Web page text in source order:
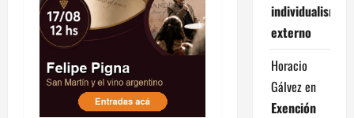
individualismo
externo
Horacio
Gálvezen
Exención